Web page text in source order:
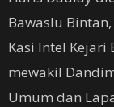
Bawaslu
Kasi Intel Kejari
mewakil
Umum dan